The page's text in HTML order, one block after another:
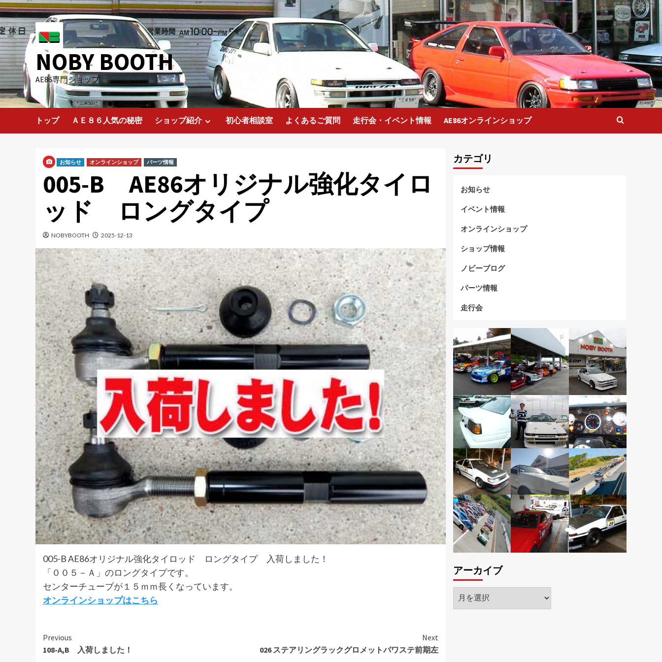
Skip
to
content
NOBY BOOTH
AE86専門ショップ
トップ ＡＥ８６人気の秘密 ショップ紹介 初心者相談室 よくあるご質問 走行会・イベント情報 AE86オンラインショップ
お知らせ オンラインショップ パーツ情報
005-B AE86オリジナル強化タイロ
ッド ロングタイプ
NOBYBOOTH 2025-12-13
005-B AE86オリジナル強化タイロッド ロングタイプ 入荷しました！
「００５－Ａ」のロングタイプです。
センターチューブが１５ｍｍ長くなっています。
オンラインショップはこちら
Continue
Reading
Previous
108-A,B 入荷しました！
Next
026 ステアリングラックグロメットパワステ前期左
カテゴリ
お知らせ
イベント情報
オンラインショップ
ショップ情報
ノビーブログ
パーツ情報
走行会
アーカイブ
ア